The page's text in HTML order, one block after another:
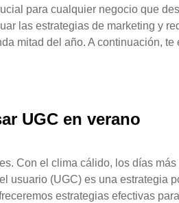
para cualquier negocio que
las estrategias de marketing y
mitad del año. A continuación,
UGC en verano
Con el clima cálido, los días
usuario (UGC) es una estrategia
estrategias efectivas